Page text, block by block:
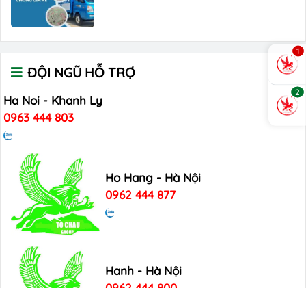
ĐỘI NGŨ HỖ TRỢ
Ha Noi - Khanh Ly
0963 444 803
Ho Hang - Hà Nội
0962 444 877
Hanh - Hà Nội
1
2